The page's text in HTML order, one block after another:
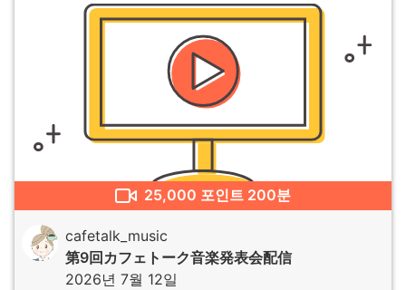
25,000 포인트 200분
cafetalk_music
第9回カフェトーク音楽発表会配信
2026년 7월 12일